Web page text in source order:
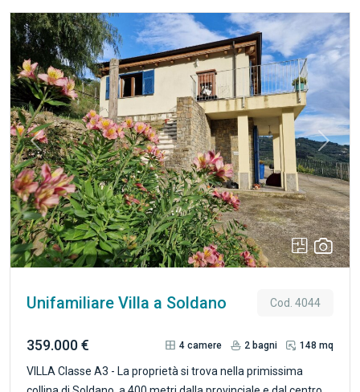
Previous Next
Unifamiliare Villa a Soldano Cod. 4044
359.000 € 4camere 2 bagni 148 mq
VILLA Classe A3 - La proprietà si trova nella primissima